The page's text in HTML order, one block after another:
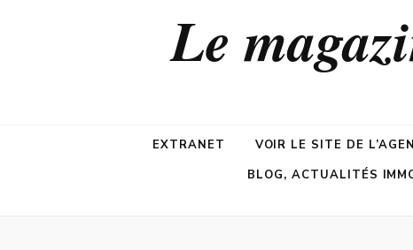
Le
EXTRANET VOIR LE SITE DE
BLOG, ACTUALITÉS